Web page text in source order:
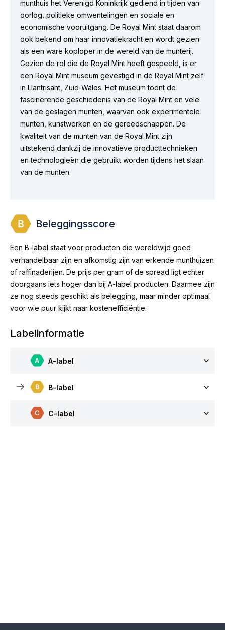
munthuis het Verenigd Koninkrijk gediend in tijden van
oorlog, politieke omwentelingen en sociale en
economische vooruitgang. De Royal Mint staat daarom
ook bekend om haar innovatiekracht en wordt gezien
als een ware koploper in de wereld van de munterij.
Gezien de rol die de Royal Mint heeft gespeeld, is er
een Royal Mint museum gevestigd in de Royal Mint zelf
in Llantrisant, Zuid-Wales. Het museum toont de
fascinerende geschiedenis van de Royal Mint en vele
van de geslagen munten, waarvan ook experimentele
munten, kunstwerken en de gereedschappen. De
kwaliteit van de munten van de Royal Mint zijn
uitstekend dankzij de innovatieve producttechnieken
en technologieën die gebruikt worden tijdens het slaan
van de munten.
Beleggingsscore
Een B-label staat voor producten die wereldwijd goed
verhandelbaar zijn en afkomstig zijn van erkende munthuizen
of raffinaderijen. De prijs per gram of de spread ligt echter
doorgaans iets hoger dan bij A-label producten. Daarmee zijn
ze nog steeds geschikt als belegging, maar minder optimaal
voor wie puur kijkt naar kostenefficiëntie.
Labelinformatie
A-label
B-label
C-label